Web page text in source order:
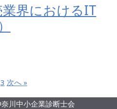
界におけるIT
3 次へ »